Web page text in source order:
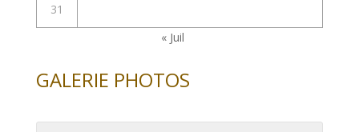
31
« Juil
GALERIE PHOTOS